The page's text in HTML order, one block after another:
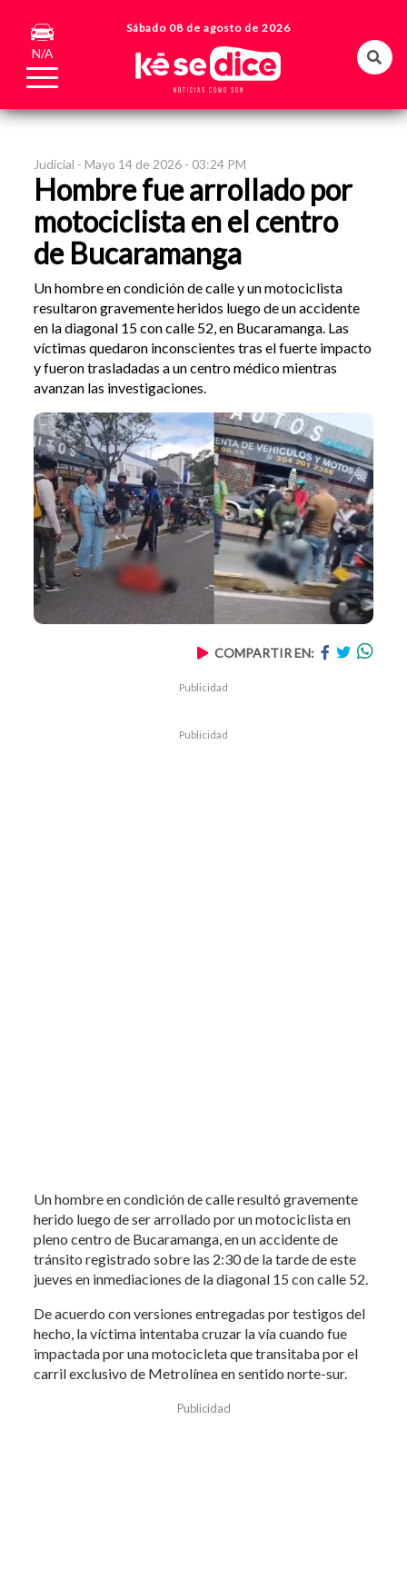
N/A
Sábado 08 de agosto de 2026
Judicial -Mayo 14 de 2026 - 03:24 PM
Hombre fue arrollado por
motociclista en el centro
de Bucaramanga
Un hombre en condición de calle y un motociclista
resultaron gravemente heridos luego de un accidente
en la diagonal 15 con calle 52, en Bucaramanga. Las
víctimas quedaron inconscientes tras el fuerte impacto
y fueron trasladadas a un centro médico mientras
avanzan las investigaciones.
COMPARTIR EN:
Publicidad
Publicidad
Un hombre en condición de calle resultó gravemente
herido luego de ser arrollado por un motociclista en
pleno centro de Bucaramanga, en un accidente de
tránsito registrado sobre las 2:30 de la tarde de este
jueves en inmediaciones de la diagonal 15 con calle 52.
De acuerdo con versiones entregadas por testigos del
hecho, la víctima intentaba cruzar la vía cuando fue
impactada por una motocicleta que transitaba por el
carril exclusivo de Metrolínea en sentido norte-sur.
Publicidad